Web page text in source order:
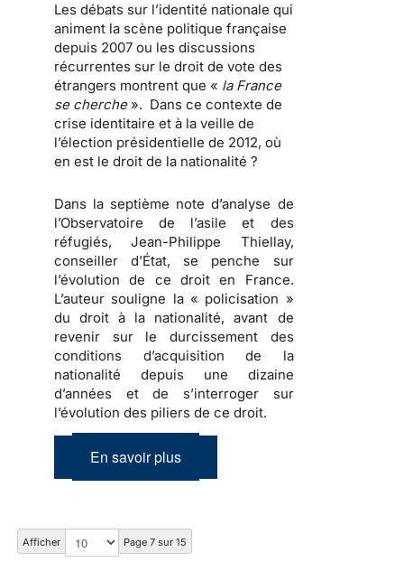
Les débats sur l’identité nationale qui
animent la scène politique française
depuis 2007 ou les discussions
récurrentes sur le droit de vote des
étrangers montrent que « la France
se cherche». Dans ce contexte de
crise identitaire et à la veille de
l’élection présidentielle de 2012, où
en est le droit de la nationalité ?
Dans la septième note d’analyse de
l’Observatoire de l’asile et des
réfugiés,Jean-Philippe Thiellay,
conseiller d’État, se penche sur
l’évolution de ce droit en France.
L’auteur souligne la « policisation »
du droit à la nationalité, avant de
revenir sur le durcissement des
conditions d’acquisition de la
nationalité depuis une dizaine
d’années et de s’interroger sur
l’évolution des piliers de ce droit.
En savoir plus
Afficher Page 7 sur 15